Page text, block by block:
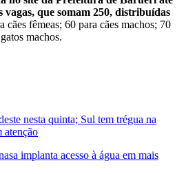
que somam 250, distribuídas
cães fêmeas; 60 para cães machos; 70
machos.
nesta quinta; Sul tem trégua na
atenção
implanta acesso à água em mais